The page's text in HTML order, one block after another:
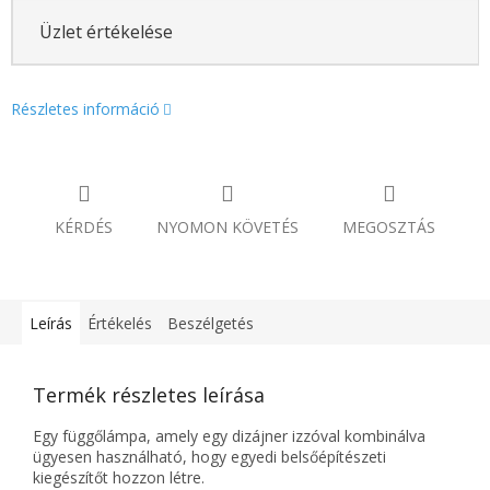
Üzlet értékelése
Részletes információ
KÉRDÉS NYOMON KÖVETÉS MEGOSZTÁS
Leírás Értékelés Beszélgetés
Termék részletes leírása
Egy függőlámpa, amely egy dizájner izzóval kombinálva
ügyesen használható, hogy egyedi belsőépítészeti
kiegészítőt hozzon létre.